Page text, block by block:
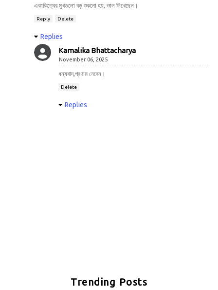
একাকিত্বের মুখগুলো বড় শুকনো হয়, ভাল লিখেছেন।
Reply Delete
Replies
Kamalika Bhattacharya
November 06, 2025
ধন্যবাদ,প্রণাম নেবেন।
Delete
Replies
Trending Posts